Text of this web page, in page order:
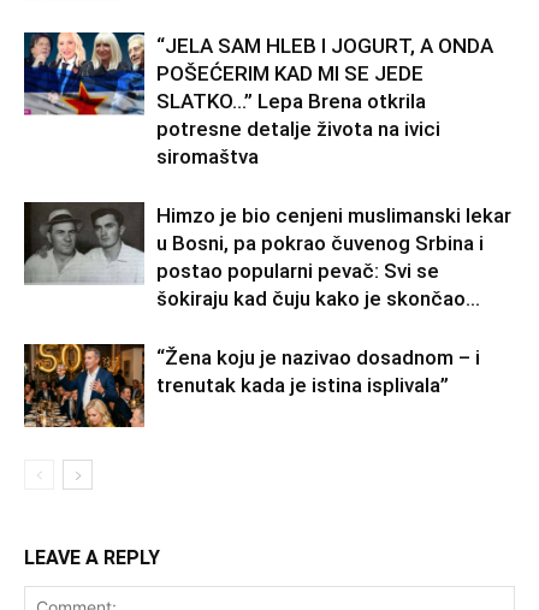
“JELA SAM HLEB I JOGURT, A ONDA
POŠEĆERIM KAD MI SE JEDE
SLATKO…” Lepa Brena otkrila
potresne detalje života na ivici
siromaštva
Himzo je bio cenjeni muslimanski lekar
u Bosni, pa pokrao čuvenog Srbina i
postao popularni pevač: Svi se
šokiraju kad čuju kako je skončao...
“Žena koju je nazivao dosadnom – i
trenutak kada je istina isplivala”
LEAVE A REPLY